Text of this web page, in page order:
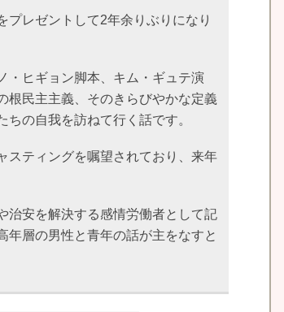
プレゼントして2年余りぶりになり
ノ・ヒギョン脚本、キム・ギュテ演
根民主主義、そのきらびやかな定義
の自我を訪ねて行く話です。
スティングを嘱望されており、来年
治安を解決する感情労働者として記
年層の男性と青年の話が主をなすと